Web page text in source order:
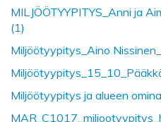
MILJÖÖTYYPITYS_Anni ja
(1)
Miljöötyypitys_Aino
Miljöötyypitys ja alueen